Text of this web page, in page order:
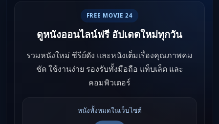
FREE MOVIE 24
ดูหนังออนไลน์ฟรี อัปเดตใหม่ทุกวัน
รวมหนังใหม่ ซีรีย์ดัง และหนังเต็มเรื่องคุณภาพคม
ชัด ใช้งานง่าย รองรับทั้งมือถือ แท็บเล็ต และ
คอมพิวเตอร์
หนังทั้งหมดในเว็บไซต์